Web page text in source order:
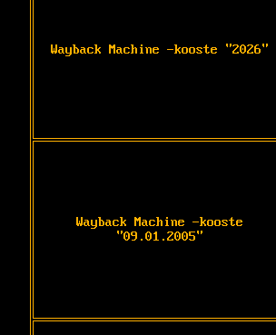
Wayback Machine -kooste "2026"
Wayback Machine -kooste
"09.01.2005"